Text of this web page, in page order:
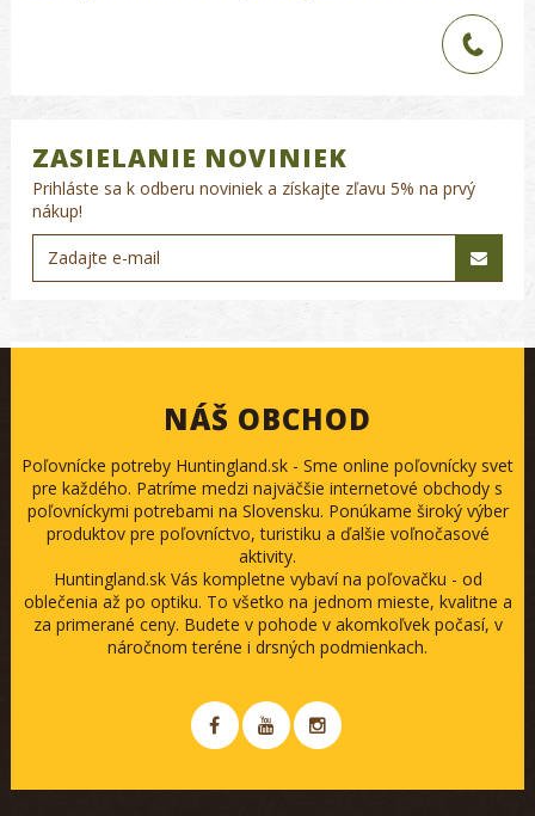
ZASIELANIE NOVINIEK
Prihláste sa k odberu noviniek a získajte zľavu 5% na prvý
nákup!
NÁŠ OBCHOD
Poľovnícke potreby Huntingland.sk - Sme online poľovnícky svet
pre každého. Patríme medzi najväčšie internetové obchody s
poľovníckymi potrebami na Slovensku. Ponúkame široký výber
produktov pre poľovníctvo, turistiku a ďalšie voľnočasové
aktivity.
Huntingland.sk Vás kompletne vybaví na poľovačku - od
oblečenia až po optiku. To všetko na jednom mieste, kvalitne a
za primerané ceny. Budete v pohode v akomkoľvek počasí, v
náročnom teréne i drsných podmienkach.